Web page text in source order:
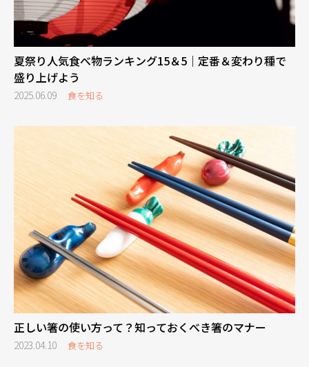
夏祭り人気食べ物ランキング15＆5｜定番＆変わり種で
盛り上げよう
2025.06.09 食を知る
正しい箸の使い方って？知っておくべき箸のマナー
2023.04.10 食を知る